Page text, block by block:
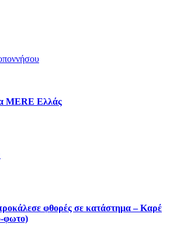
MERE Ελλάς
φθορές σε κατάστημα – Καρέ
φωτο)